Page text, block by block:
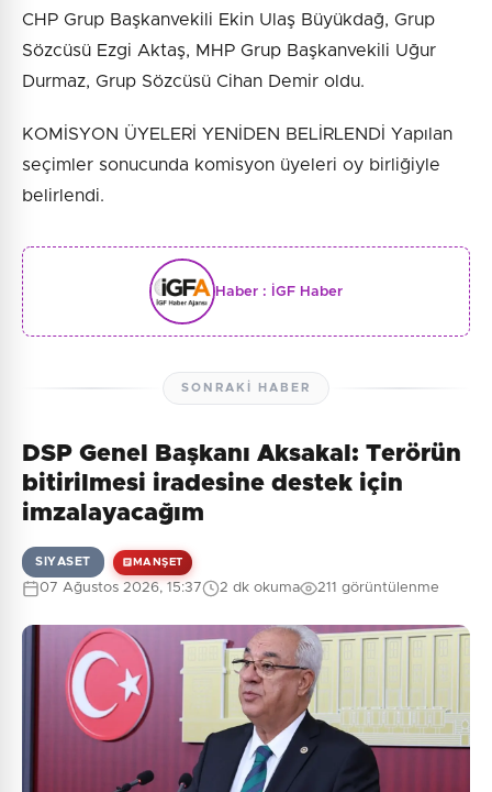
CHP Grup Başkanvekili Ekin Ulaş Büyükdağ, Grup
Sözcüsü Ezgi Aktaş, MHP Grup Başkanvekili Uğur
Durmaz, Grup Sözcüsü Cihan Demir oldu.
KOMİSYON ÜYELERİ YENİDEN BELİRLENDİ Yapılan
seçimler sonucunda komisyon üyeleri oy birliğiyle
belirlendi.
Haber : İGF Haber
SONRAKI HABER
DSP Genel Başkanı Aksakal: Terörün
bitirilmesi iradesine destek için
imzalayacağım
SIYASET MANŞET
07 Ağustos 2026, 15:37 2 dk okuma 211 görüntülenme